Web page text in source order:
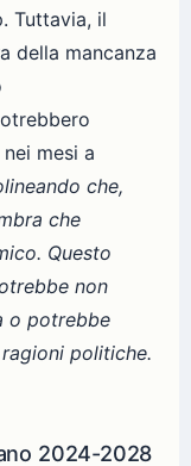
Tuttavia, il
della mancanza
mesi a
che,
che
Questo
non
o potrebbe
politiche.
2024-2028